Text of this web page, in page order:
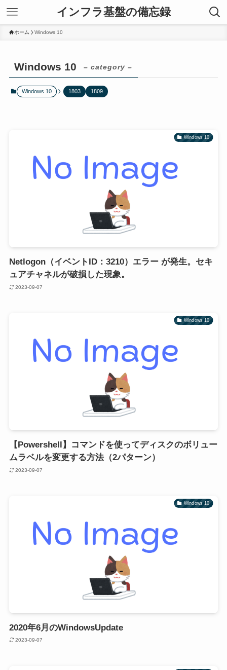
インフラ基盤の備忘録
ホーム Windows 10
Windows 10 – category –
Windows 10 1803 1809
Windows 10
Netlogon（イベントID：3210）エラー が発生。セキ
ュアチャネルが破損した現象。
2023-09-07
Windows 10
【Powershell】コマンドを使ってディスクのボリュー
ムラベルを変更する方法（2パターン）
2023-09-07
Windows 10
2020年6月のWindowsUpdate
2023-09-07